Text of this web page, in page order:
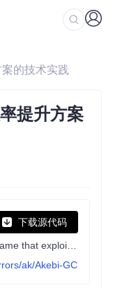
的技术实践
提升方案
下载源代码
ak/Akebi-GC